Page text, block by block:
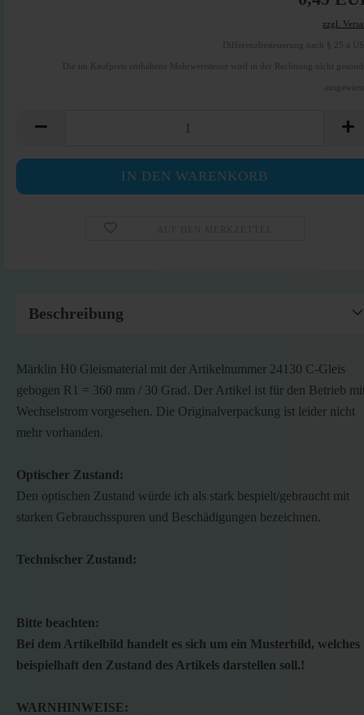
zzgl.
Differenzbesteuerung nach § 25 a
Die im Kaufpreis enthaltene Mehrwertsteuer wird in der Rechnung nicht
Beschreibung
Märklin H0 Gleismaterial mit der Artikelnummer 24130 C-Gleis
gebogen R1 = 360 mm / 30 Grad. Der Artikel ist für den Betrieb
Wechselstrom vorgesehen. Die Originalverpackung ist leider nicht
mehr vorhanden.
Optischer Zustand:
Den optischen Zustand würde ich als stark bespielt/gebraucht mit
starken Gebrauchsspuren und Beschädigungen bezeichnen.
Technischer Zustand:
Bitte beachten:
Bei dem Artikelbild handelt es sich um ein Musterbild, welches
beispielhaft den Zustand des Artikels darstellen soll.!
WARNHINWEISE: